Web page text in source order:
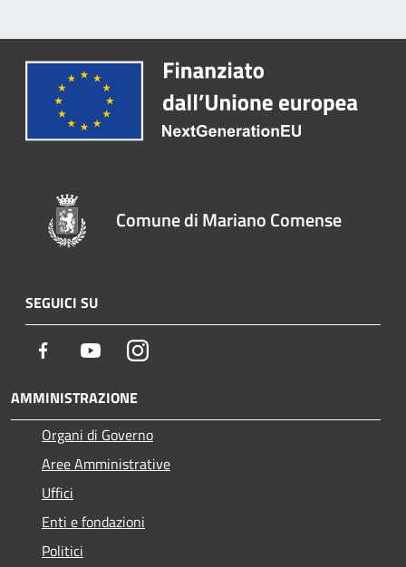
Comune di Mariano Comense
SEGUICI SU
Facebook YoutubeInstagram
AMMINISTRAZIONE
Organi di Governo
Aree Amministrative
Uffici
Enti e fondazioni
Politici